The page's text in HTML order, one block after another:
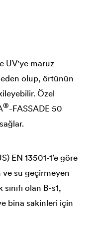
UV'ye maruz
olup, örtünün
Özel
®-FASSADE 50
EN 13501-1’e göre
ve su geçirmeyen
olan B-s1,
bina sakinleri için